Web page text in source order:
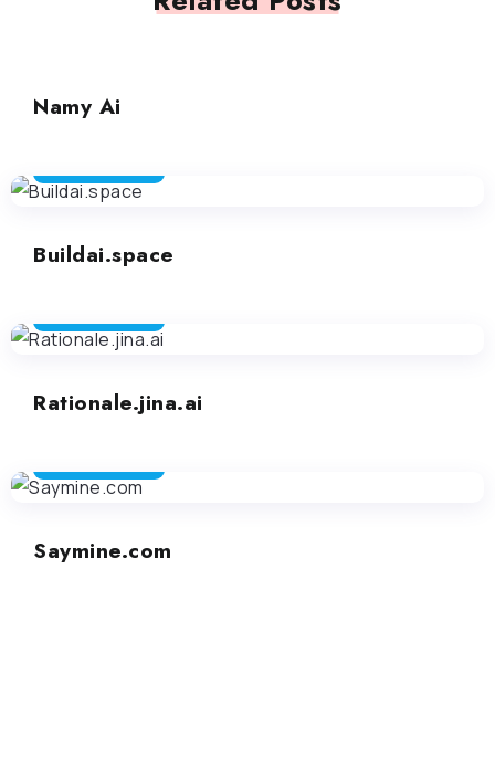
Namy Ai
Buildai.space
Rationale.jina.ai
Saymine.com